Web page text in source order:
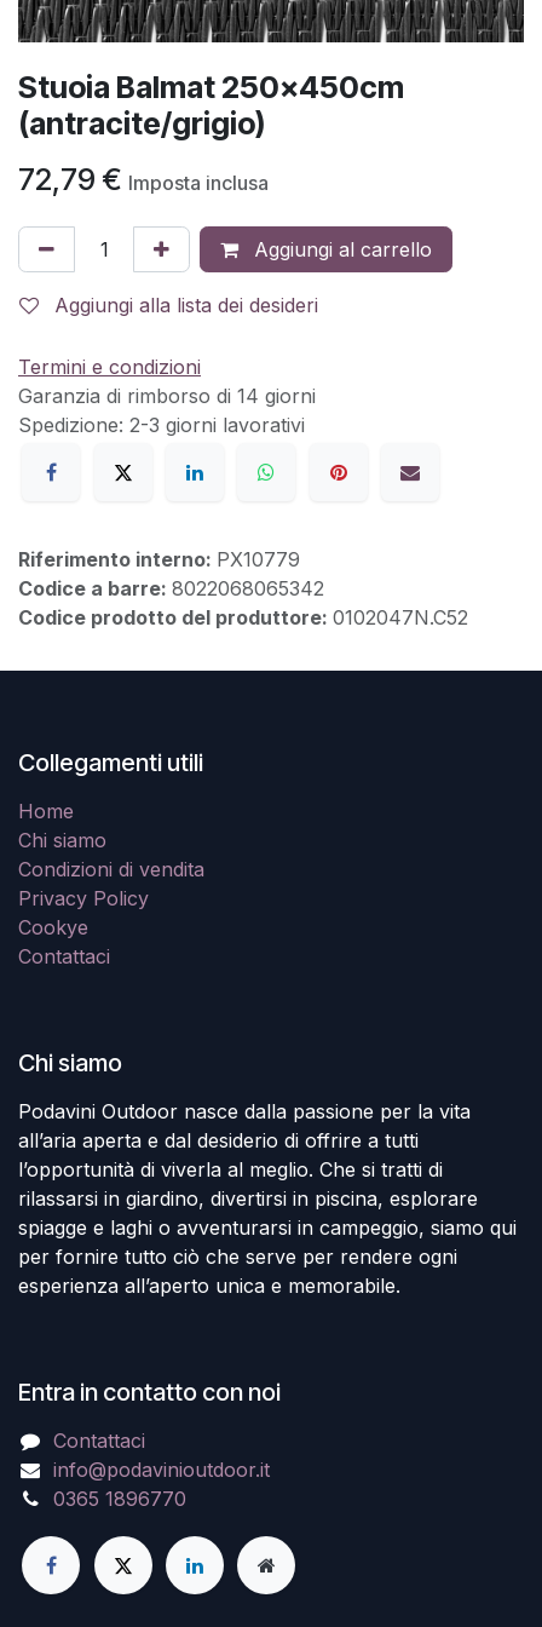
Stuoia Balmat 250x450cm
(antracite/grigio)
72,79 € Imposta inclusa
Aggiungi al carrello
Aggiungi alla lista dei desideri
Termini e condizioni
Garanzia di rimborso di 14 giorni
Spedizione: 2-3 giorni lavorativi
Riferimento interno: PX10779
Codice a barre: 8022068065342
Codice prodotto del produttore: 0102047N.C52
Collegamenti utili
Home
Chi siamo
Condizioni di vendita
Privacy Policy
Cookye
Contattaci
Chi siamo
Podavini Outdoor nasce dalla passione per la vita
all’aria aperta e dal desiderio di offrire a tutti
l’opportunità di viverla al meglio. Che si tratti di
rilassarsi in giardino, divertirsi in piscina, esplorare
spiagge e laghi o avventurarsi in campeggio, siamo qui
per fornire tutto ciò che serve per rendere ogni
esperienza all’aperto unica e memorabile.
Entra in contatto con noi
Contattaci
info@podavinioutdoor.it
0365 1896770